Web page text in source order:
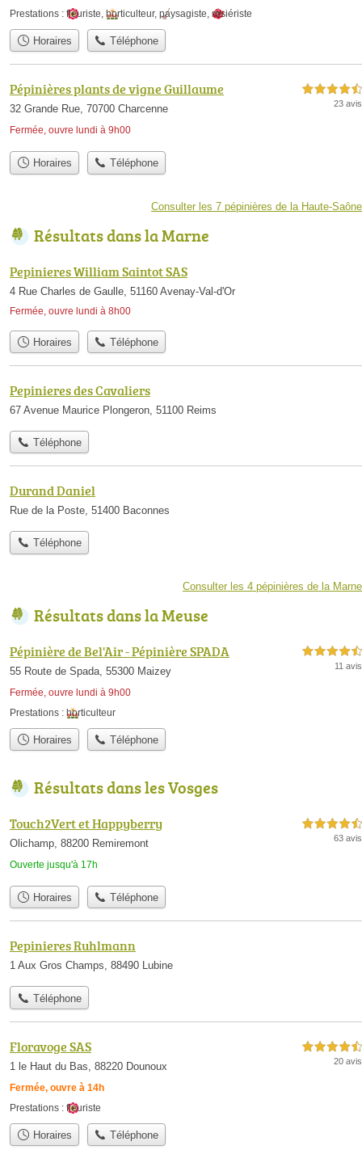
Prestations : fleuriste horticulteur, paysagiste rosiériste
Horaires Téléphone
Pépinières plants de vigne Guillaume
32 Grande Rue, 70700 Charcenne
Fermée, ouvre lundi à 9h00
4,5 étoiles sur 5
23 avis
Horaires Téléphone
Consulter les 7 pépinières de la Haute-Saône
Résultats dans la Marne
Pepinieres William Saintot SAS
4 Rue Charles de Gaulle, 51160 Avenay-Val-d'Or
Fermée, ouvre lundi à 8h00
Horaires Téléphone
Pepinieres des Cavaliers
67 Avenue Maurice Plongeron, 51100 Reims
Téléphone
Durand Daniel
Rue de la Poste, 51400 Baconnes
Téléphone
Consulter les 4 pépinières de la Marne
Résultats dans la Meuse
Pépinière de Bel'Air - Pépinière SPADA
55 Route de Spada, 55300 Maizey
Fermée, ouvre lundi à 9h00
4,5 étoiles sur 5
11 avis
Prestations : horticulteur
Horaires Téléphone
Résultats dans les Vosges
Touch2Vert et Happyberry
Olichamp, 88200 Remiremont
Ouverte jusqu'à 17h
4,5 étoiles sur 5
63 avis
Horaires Téléphone
Pepinieres Ruhlmann
1 Aux Gros Champs, 88490 Lubine
Téléphone
Floravoge SAS
1 le Haut du Bas, 88220 Dounoux
Fermée, ouvre à 14h
4,5 étoiles sur 5
20 avis
Prestations : fleuriste
Horaires Téléphone